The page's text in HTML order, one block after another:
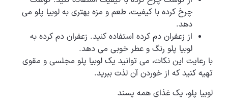
چرخ کرده با کیفیت، طعم و مزه بهتری به لوبیا پلو می
دهد.
از زعفران دم کرده استفاده کنید. زعفران دم کرده به
لوبیا پلو رنگ و عطر خوبی می دهد.
با رعایت این نکات، می توانید یک لوبیا پلو مجلسی و مقوی
تهیه کنید که از خوردن آن لذت ببرید.
لوبیا پلو، یک غذای همه پسند